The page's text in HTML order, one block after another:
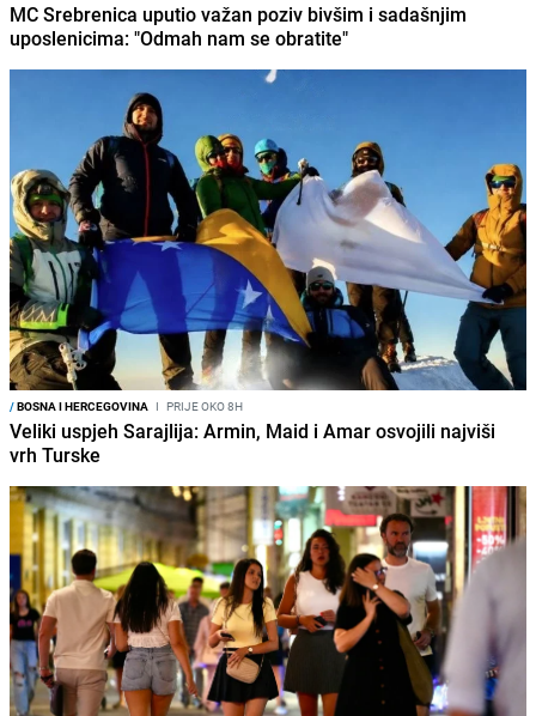
MC Srebrenica uputio važan poziv bivšim i sadašnjim
uposlenicima: "Odmah nam se obratite"
/BOSNA I HERCEGOVINA I PRIJE OKO 8H
Veliki uspjeh Sarajlija: Armin, Maid i Amar osvojili najviši
vrh Turske